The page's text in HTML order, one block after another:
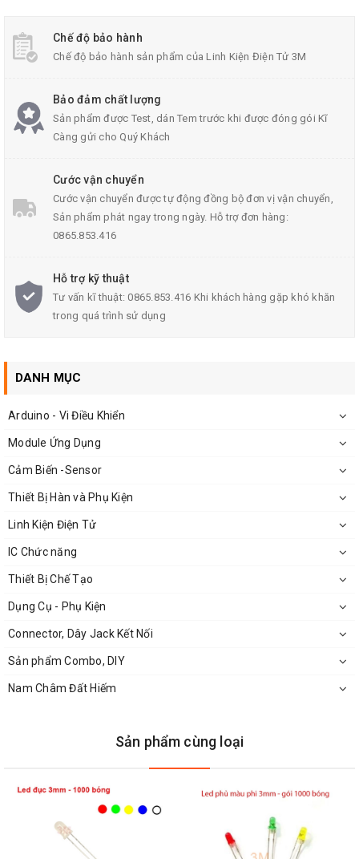
Led đơn siêu sáng đỏ: 2V - 2.2V
Led đơn siêu sáng trắng: 3V - 3.2V
IV của led đơn siêu sáng phi 3:
Led đơn siêu sáng xanh dương: 4500 - 5500 mcd
Led đơn siêu sáng trắng: 7000 - 9000 mcd
Kích thước bóng: đường kính 3mm
Số chân: 2 chân
Các loại led đơn 3mm siêu sáng:
Led trắng
Led xanh dương
Led xanh lá
Led vàng
Led đơn siêu sáng phi 3mm - 1000 bóng/gói
Chế độ bảo hành
Chế độ bảo hành sản phẩm của Linh Kiện Điện Tử 3M
Bảo đảm chất lượng
Sản phẩm được Test, dán Tem trước khi được đóng gói Kĩ
Càng gửi cho Quý Khách
Cước vận chuyển
Cước vận chuyển được tự động đồng bộ đơn vị vận chuyển,
Sản phẩm phát ngay trong ngày. Hỗ trợ đơn hàng:
0865.853.416
Hỗ trợ kỹ thuật
Tư vấn kĩ thuật: 0865.853.416 Khi khách hàng gặp khó khăn
trong quá trình sử dụng
DANH MỤC
Arduino - Vi Điều Khiển
Module Ứng Dụng
Cảm Biến -Sensor
Thiết Bị Hàn và Phụ Kiện
Linh Kiện Điện Tử
IC Chức năng
Thiết Bị Chế Tạo
Dụng Cụ - Phụ Kiện
Connector, Dây Jack Kết Nối
Sản phẩm Combo, DIY
Nam Châm Đất Hiếm
Sản phẩm cùng loại